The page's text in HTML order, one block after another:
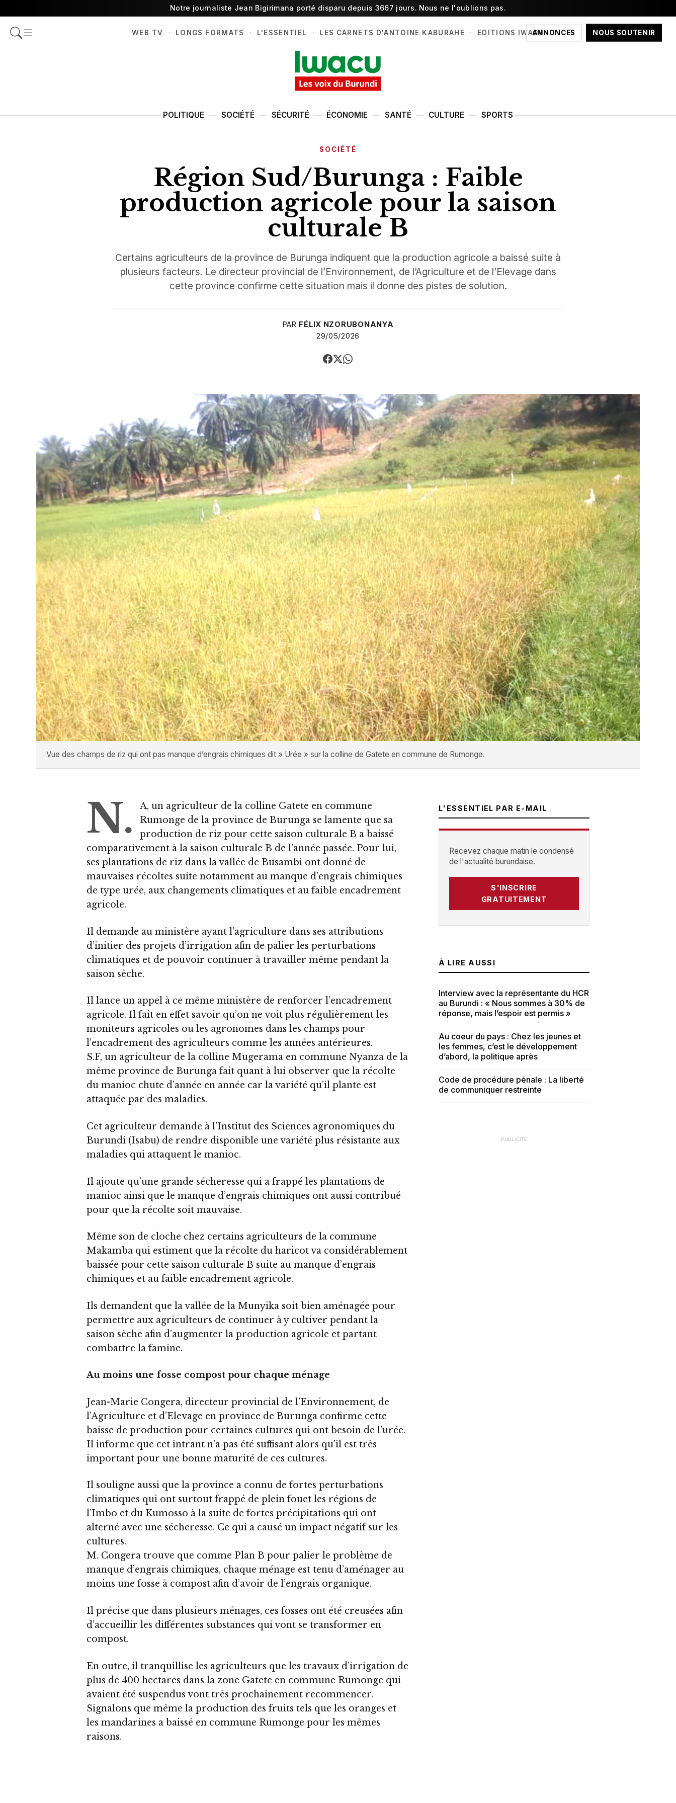
Notre journaliste Jean Bigirimana porté disparu depuis 3667 jours. Nous ne l'oublions pas.
ANNONCES NOUS SOUTENIR
WEB TV · LONGS FORMATS · L'ESSENTIEL · LES CARNETS D'ANTOINE KABURAHE · EDITIONS IWACU
POLITIQUE SOCIÉTÉ SÉCURITÉ ÉCONOMIE SANTÉ CULTURE SPORTS
SOCIÉTÉ
Région Sud/Burunga : Faible
production agricole pour la saison
culturale B
Certains agriculteurs de la province de Burunga indiquent que la production agricole a baissé suite à
plusieurs facteurs. Le directeur provincial de l’Environnement, de l’Agriculture et de l’Elevage dans
cette province confirme cette situation mais il donne des pistes de solution.
PAR FÉLIX NZORUBONANYA
29/05/2026
Vue des champs de riz qui ont pas manque d’engrais chimiques dit » Urée » sur la colline de Gatete en commune de Rumonge.
N.
A, un agriculteur de la colline Gatete en commune
Rumonge de la province de Burunga se lamente que sa
production de riz pour cette saison culturale B a baissé
comparativement à la saison culturale B de l’année passée. Pour lui,
ses plantations de riz dans la vallée de Busambi ont donné de
mauvaises récoltes suite notamment au manque d’engrais chimiques
de type urée, aux changements climatiques et au faible encadrement
agricole.
Il demande au ministère ayant l’agriculture dans ses attributions
d’initier des projets d’irrigation afin de palier les perturbations
climatiques et de pouvoir continuer à travailler même pendant la
saison sèche.
Il lance un appel à ce même ministère de renforcer l’encadrement
agricole. Il fait en effet savoir qu’on ne voit plus régulièrement les
moniteurs agricoles ou les agronomes dans les champs pour
l’encadrement des agriculteurs comme les années antérieures.
S.F, un agriculteur de la colline Mugerama en commune Nyanza de la
même province de Burunga fait quant à lui observer que la récolte
du manioc chute d’année en année car la variété qu’il plante est
attaquée par des maladies.
Cet agriculteur demande à l’Institut des Sciences agronomiques du
Burundi (Isabu) de rendre disponible une variété plus résistante aux
maladies qui attaquent le manioc.
Il ajoute qu’une grande sécheresse qui a frappé les plantations de
manioc ainsi que le manque d’engrais chimiques ont aussi contribué
pour que la récolte soit mauvaise.
Même son de cloche chez certains agriculteurs de la commune
Makamba qui estiment que la récolte du haricot va considérablement
baissée pour cette saison culturale B suite au manque d’engrais
chimiques et au faible encadrement agricole.
Ils demandent que la vallée de la Munyika soit bien aménagée pour
permettre aux agriculteurs de continuer à y cultiver pendant la
saison sèche afin d’augmenter la production agricole et partant
combattre la famine.
Au moins une fosse compost pour chaque ménage
Jean-Marie Congera, directeur provincial de l’Environnement, de
l’Agriculture et d’Elevage en province de Burunga confirme cette
baisse de production pour certaines cultures qui ont besoin de l’urée.
Il informe que cet intrant n’a pas été suffisant alors qu’il est très
important pour une bonne maturité de ces cultures.
Il souligne aussi que la province a connu de fortes perturbations
climatiques qui ont surtout frappé de plein fouet les régions de
l’Imbo et du Kumosso à la suite de fortes précipitations qui ont
alterné avec une sécheresse. Ce qui a causé un impact négatif sur les
cultures.
M. Congera trouve que comme Plan B pour palier le problème de
manque d’engrais chimiques, chaque ménage est tenu d’aménager au
moins une fosse à compost afin d’avoir de l’engrais organique.
Il précise que dans plusieurs ménages, ces fosses ont été creusées afin
d’accueillir les différentes substances qui vont se transformer en
compost.
En outre, il tranquillise les agriculteurs que les travaux d’irrigation de
plus de 400 hectares dans la zone Gatete en commune Rumonge qui
avaient été suspendus vont très prochainement recommencer.
Signalons que même la production des fruits tels que les oranges et
les mandarines a baissé en commune Rumonge pour les mêmes
raisons.
L'ESSENTIEL PAR E-MAIL
Recevez chaque matin le condensé
de l'actualité burundaise.
S'INSCRIRE
GRATUITEMENT
À LIRE AUSSI
Interview avec la représentante du HCR
au Burundi : « Nous sommes à 30% de
réponse, mais l’espoir est permis »
Au coeur du pays : Chez les jeunes et
les femmes, c’est le développement
d’abord, la politique après
Code de procédure pénale : La liberté
de communiquer restreinte
PUBLICITÉ